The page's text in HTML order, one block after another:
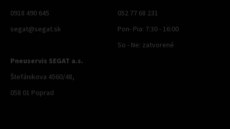
0918 490 645
052 77 68 231
segat@segat.sk
Pon- Pia: 7:30 - 16:00
So - Ne: zatvorené
Pneuservis SEGAT a.s.
Štefánikova 4560/48,
058 01 Poprad